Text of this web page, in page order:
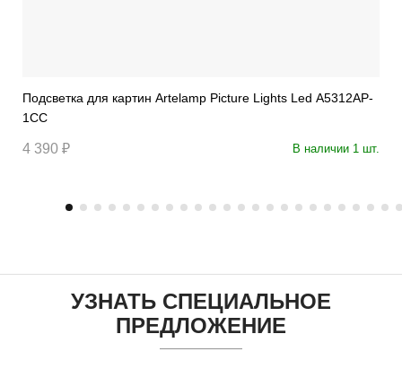
Подсветка для картин Artelamp Picture Lights Led A5312AP-
1CC
4 390 ₽ В наличии 1 шт.
УЗНАТЬ СПЕЦИАЛЬНОЕ
ПРЕДЛОЖЕНИЕ